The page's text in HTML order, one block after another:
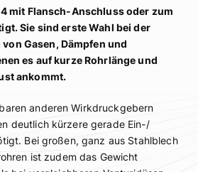
4 mit Flansch-Anschluss oder zum
Sie sind erste Wahl bei der
Gasen, Dämpfen und
es auf kurze Rohrlänge und
ankommt.
anderen Wirkdruckgebern
deutlich kürzere gerade Ein-/
Bei großen, ganz aus Stahlblech
ist zudem das Gewicht